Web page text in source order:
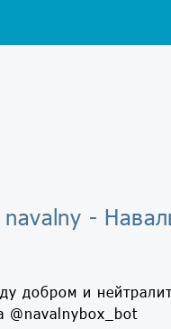
navalny -
добром и
@navalnybox_bot